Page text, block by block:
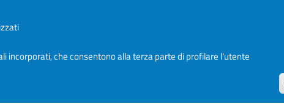
Login
incorporati, che consentono alla terza parte di profilare l'utente